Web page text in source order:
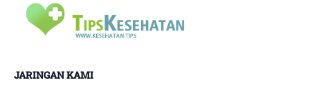
JARINGAN KAMI